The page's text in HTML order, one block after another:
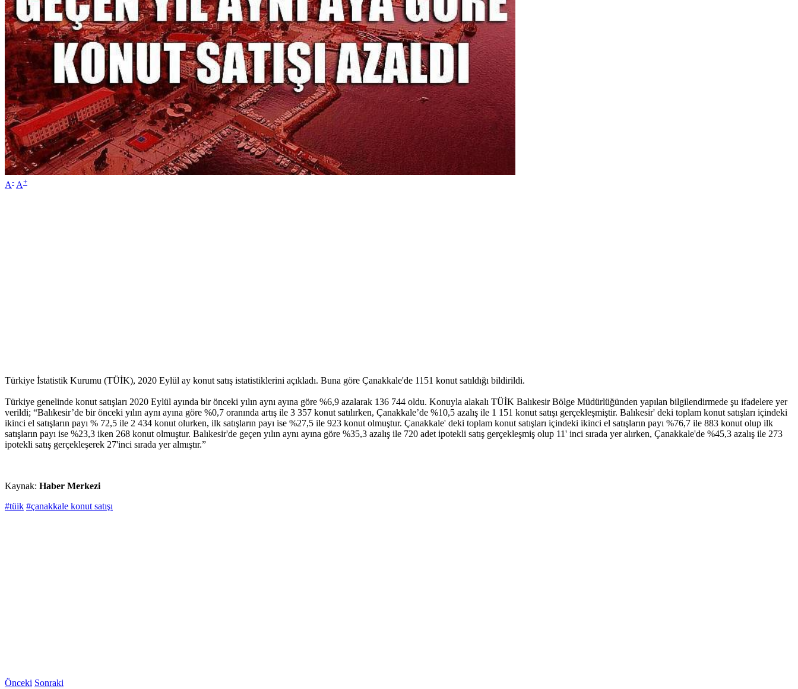
A- A+
Türkiye İstatistik Kurumu (TÜİK), 2020 Eylül ay konut satış istatistiklerini açıkladı. Buna göre Çanakkale'de 1151 konut satıldığı bildirildi.
Türkiye genelinde konut satışları 2020 Eylül ayında bir önceki yılın aynı ayına göre %6,9 azalarak 136 744 oldu. Konuyla alakalı TÜİK Balıkesir Bölge Müdürlüğünden yapılan bilgilendirmede şu ifadelere yer
verildi; “Balıkesir’de bir önceki yılın aynı ayına göre %0,7 oranında artış ile 3 357 konut satılırken, Çanakkale’de %10,5 azalış ile 1 151 konut satışı gerçekleşmiştir. Balıkesir' deki toplam konut satışları içindeki
ikinci el satışların payı % 72,5 ile 2 434 konut olurken, ilk satışların payı ise %27,5 ile 923 konut olmuştur. Çanakkale' deki toplam konut satışları içindeki ikinci el satışların payı %76,7 ile 883 konut olup ilk
satışların payı ise %23,3 iken 268 konut olmuştur. Balıkesir'de geçen yılın aynı ayına göre %35,3 azalış ile 720 adet ipotekli satış gerçekleşmiş olup 11' inci sırada yer alırken, Çanakkale'de %45,3 azalış ile 273
ipotekli satış gerçekleşerek 27'inci sırada yer almıştır.”
Kaynak: Haber Merkezi
#tüik #çanakkale konut satışı
Önceki Sonraki